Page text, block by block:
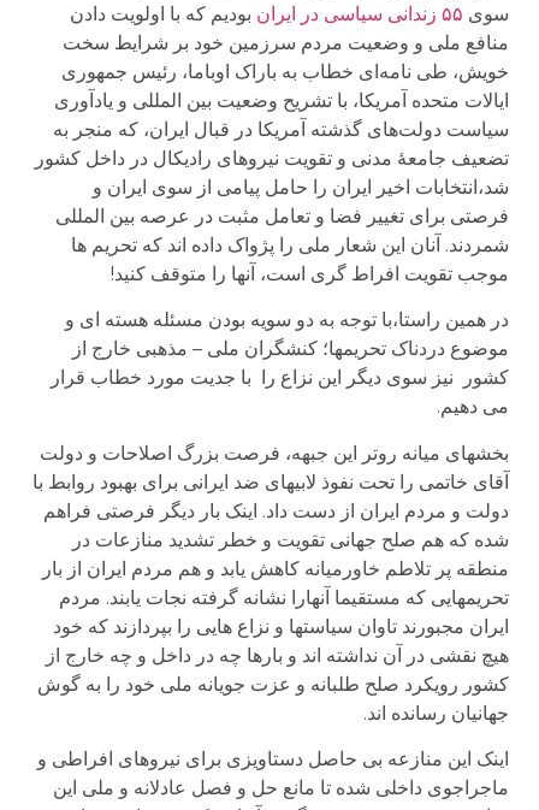
سوی ۵۵ زندانی سیاسی در ایران
بودیم که با اولویت دادن
منافع ملی و وضعیت مردم سرزمین خود بر شرایط سخت
خویش، طی نامه‌ای خطاب به باراک اوباما، رئیس جمهوری
ایالات متحده آمریکا، با تشریح وضعیت بین المللی و یادآوری
سیاست‌ دولت‌های گذشته آمریکا در قبال ایران، که منجر به
تضعیف جامعهٔ مدنی و تقویت نیروهای رادیکال در داخل کشور
شد،انتخابات اخیر ایران را حامل پیامی از سوی ایران و
فرصتی برای تغییر فضا و تعامل مثبت در عرصه بین المللی
شمردند. آنان این شعار ملی را پژواک داده اند که تحریم ها
موجب تقویت افراط گری است، آنها را متوقف کنید!
در همین راستا،با توجه به دو سویه بودن مسئله هسته ای و
موضوع دردناک تحریمها؛ کنشگران ملی – مذهبی خارج از
کشور نیز سوی دیگر این نزاع را با جدیت مورد خطاب قرار
می دهیم.
بخشهای میانه روتر این جبهه، فرصت بزرگ اصلاحات و دولت
آقای خاتمی را تحت نفوذ لابیهای ضد ایرانی برای بهبود روابط با
دولت و مردم ایران از دست داد. اینک بار دیگر فرصتی فراهم
شده که هم صلح جهانی تقویت و خطر تشدید منازعات در
منطقه پر تلاطم خاورمیانه کاهش یابد و هم مردم ایران از بار
تحریمهایی که مستقیما آنهارا نشانه گرفته نجات یابند. مردم
ایران مجبورند تاوان سیاستها و نزاع هایی را بپردازند که خود
هیچ نقشی در آن نداشته اند و بارها چه در داخل و چه خارج از
کشور رویکرد صلح طلبانه و عزت جویانه ملی خود را به گوش
جهانیان رسانده اند.
اینک این منازعه بی حاصل دستاویزی برای نیروهای افراطی و
ماجراجوی داخلی شده تا مانع حل و فصل عادلانه و ملی این